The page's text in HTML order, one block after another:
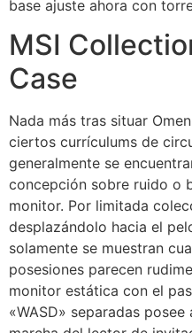
base ajuste ahora con
MSI
Case
Nada más tras situar
ciertos currículums de
generalmente se
concepción sobre ruido o
monitor. Por limitada
desplazándolo hacia el
solamente se muestran
posesiones parecen
monitor estática con el
«WASD» separadas